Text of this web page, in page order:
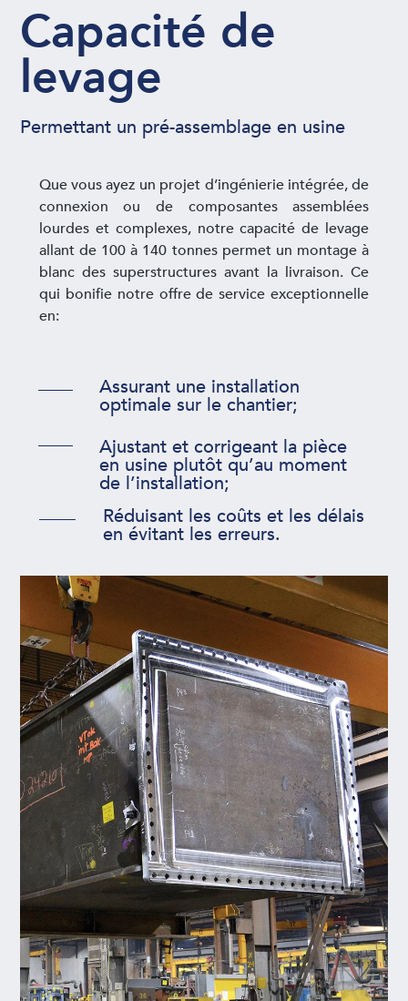
Capacité de
levage
Permettant un pré-assemblage en usine
Que vous ayez un projet d’ingénierie intégrée, de
connexion ou de composantes assemblées
lourdes et complexes, notre capacité de levage
allant de 100 à 140 tonnes permet un montage à
blanc des superstructures avant la livraison. Ce
qui bonifie notre offre de service exceptionnelle
en:
Assurant une installation
optimale sur le chantier;
Ajustant et corrigeant la pièce
en usine plutôt qu’au moment
de l’installation;
Réduisant les coûts et les délais
en évitant les erreurs.